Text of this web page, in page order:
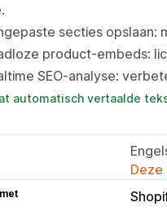
secties opslaan:
product-embeds:
SEO-analyse:
automatisch vertaalde
Deze